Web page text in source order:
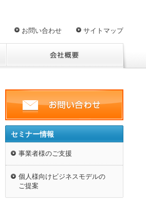
お問い合わせ サイトマップ
セミナー情報
事業者様のご支援
個人様向けビジネスモデルの
ご提案